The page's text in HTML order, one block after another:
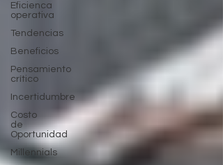
Eficienca
operativa
Tendencias
Beneficios
Pensamiento
crítico
Incertidumbre
Costo
de
Oportunidad
Millennials